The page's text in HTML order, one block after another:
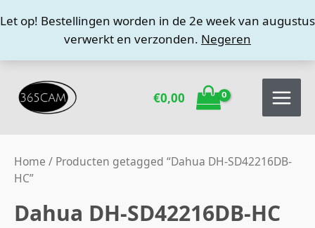
Let op! Bestellingen worden in de 2e week van augustus
verwerkt en verzonden. Negeren
naar
inhoud
€0,00
Home / Producten getagged “Dahua DH-SD42216DB-
HC”
Dahua DH-SD42216DB-HC